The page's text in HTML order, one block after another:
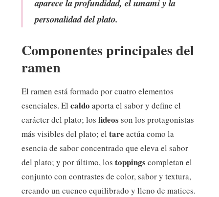
aparece la profundidad, el umami y la
personalidad del plato.
Componentes principales del
ramen
El ramen está formado por cuatro elementos
esenciales. El caldo aporta el sabor y define el
carácter del plato; los fideos son los protagonistas
más visibles del plato; el tare actúa como la
esencia de sabor concentrado que eleva el sabor
del plato; y por último, los toppings completan el
conjunto con contrastes de color, sabor y textura,
creando un cuenco equilibrado y lleno de matices.